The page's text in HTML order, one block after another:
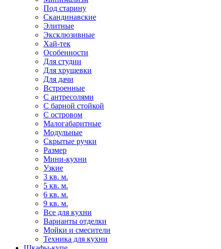
Под старину
Скандинавские
Элитные
Эксклюзивные
Хай-тек
Особенности
Для студии
Для хрущевки
Для дачи
Встроенные
С антресолями
С барной стойкой
С островом
Малогабаритные
Модульные
Скрытые ручки
Размер
Мини-кухни
Узкие
3 кв. м.
5 кв. м.
6 кв. м.
9 кв. м.
Все для кухни
Варианты отделки
Мойки и смесители
Техника для кухни